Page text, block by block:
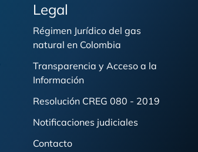
Legal
Régimen Jurídico del gas
natural en Colombia
Transparencia y Acceso a la
Información
Resolución CREG 080 - 2019
Notificaciones judiciales
Contacto